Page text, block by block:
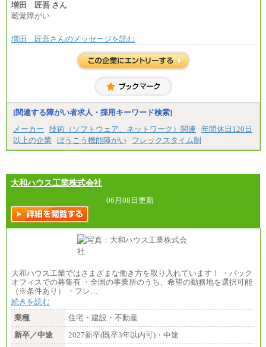
※5…青森県、鳥取県、島根県、愛媛県、高知県、大
分県、長崎県、熊本県、宮崎県、鹿児島県、沖縄
県、福島県、山形県
時給制：最低時給額 1,050円～ ※勤務地により異な
【エアサーブ】
月給223,000円～
・試用期間中も給与変更なし
増田 匠吾 さん
聴覚障がい
増田 匠吾さんのメッセージを読む
[関連する障がい者求人・採用キーワード検索]
メーカー
技術（ソフトウェア、ネットワーク）関連
年間休日120日
以上の企業
ぼうこう機能障がい フレックスタイム制
大和ハウス工業株式会社
06月08日更新
大和ハウス工業ではさまざまな働き方を取り入れています！ ・バック
オフィスでの募集有 ・全国の事業所のうち、希望の勤務地を選択可能
（※条件あり） ・フレ…
続きを読む
業種
住宅・建設・不動産
新卒／中途
2027新卒(既卒3年以内可)・中途